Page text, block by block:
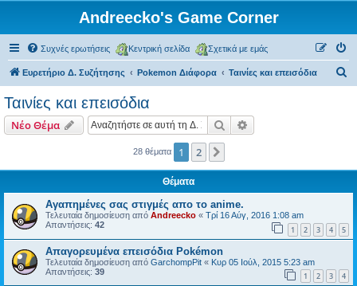
Andreecko's Game Corner
Συχνές ερωτήσεις Κεντρική σελίδα Σχετικά με εμάς
Ευρετήριο Δ. Συζήτησης Pokemon Διάφορα Ταινίες και επεισόδια
η
Ταινίες και επεισόδια
Νέο Θέμα Αναζήτηση
28 θέματα 1 2
Θέματα
Αγαπημένες σας στιγμές απο το anime.
Τελευταία δημοσίευση από Andreecko « Τρί 16 Αύγ, 2016 1:08 am
Απαντήσεις: 42 1 2 3 4 5
Απαγορευμένα επεισόδια Pokémon
Τελευταία δημοσίευση από GarchompPit « Κυρ 05 Ιούλ, 2015 5:23 am
Απαντήσεις: 39 1 2 3 4